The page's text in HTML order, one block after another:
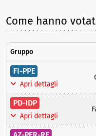
Come hanno
Gruppo
FI-PPE
Apri dettagli
PD-IDP
Apri dettagli